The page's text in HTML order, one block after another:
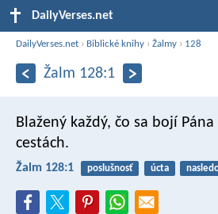
DailyVerses.net
DailyVerses.net › Biblické knihy ›Žalmy › 128
Žalm 128:1
Blažený každý, čo sa bojí Pána
cestách.
Žalm 128:1 poslušnosť úcta